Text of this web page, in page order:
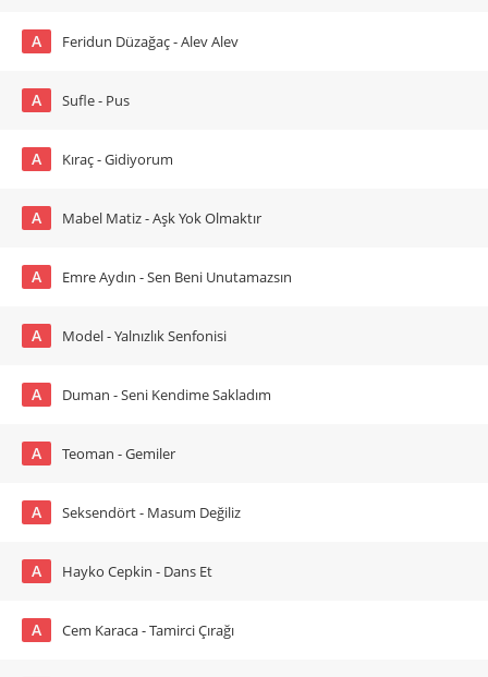
A Feridun Düzağaç - Alev Alev
A Sufle - Pus
A Kıraç - Gidiyorum
A Mabel Matiz - Aşk Yok Olmaktır
A Emre Aydın - Sen Beni Unutamazsın
A Model - Yalnızlık Senfonisi
A Duman - Seni Kendime Sakladım
A Teoman - Gemiler
A Seksendört - Masum Değiliz
A Hayko Cepkin - Dans Et
A Cem Karaca - Tamirci Çırağı